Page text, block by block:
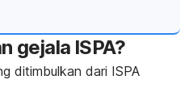
gejala ISPA?
ditimbulkan dari ISPA